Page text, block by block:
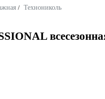
/ Технониколь